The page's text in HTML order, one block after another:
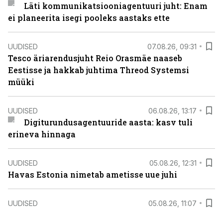
Läti kommunikatsiooniagentuuri juht: Enam
ei planeerita isegi pooleks aastaks ette
UUDISED 07.08.26, 09:31
Tesco äriarendusjuht Reio Orasmäe naaseb
Eestisse ja hakkab juhtima Threod Systemsi
müüki
UUDISED 06.08.26, 13:17
Digiturundusagentuuride aasta: kasv tuli
erineva hinnaga
UUDISED 05.08.26, 12:31
Havas Estonia nimetab ametisse uue juhi
UUDISED 05.08.26, 11:07